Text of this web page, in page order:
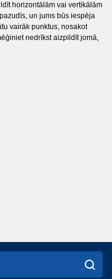
horizontālām vai vertikālām
un jums būs iespēja
vairāk punktus, nosakot
nedrīkst aizpildīt jomā,